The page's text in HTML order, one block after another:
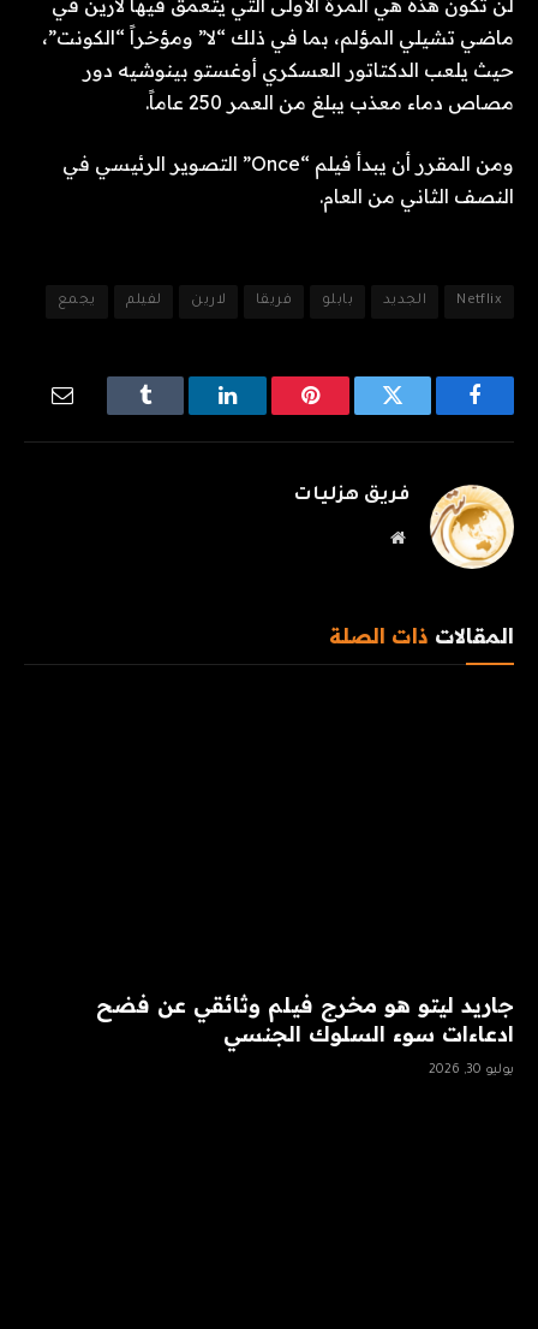
ماضي تشيلي المؤلم، بما في ذلك “لا” ومؤخراً “الكونت”،
حيث يلعب الدكتاتور العسكري أوغستو بينوشيه دور
مصاص دماء معذب يبلغ من العمر 250 عاماً.
ومن المقرر أن يبدأ فيلم “Once” التصوير الرئيسي في
النصف الثاني من العام.
Netflix الجديد بابلو فريقا لارين لفيلم يجمع
فيسبوك تويتر بينتيريستلينكدإن Tumblr
فريق هزليات
موقع
المقالات ذات الصلة
جاريد ليتو هو مخرج فيلم وثائقي عن فضح
ادعاءات سوء السلوك الجنسي
يوليو 30, 2026